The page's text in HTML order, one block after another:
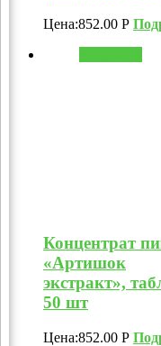
Цена:852.00 Р
Концентрат
«Артишок
экстракт»,
50 шт
Цена:852.00 Р